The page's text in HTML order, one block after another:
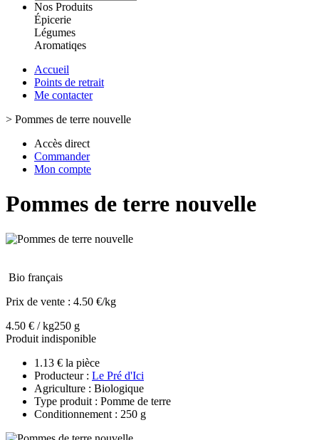
Nos Produits
Épicerie
Légumes
Aromatiqes
Accueil
Points de retrait
Me contacter
> Pommes de terre nouvelle
Accès direct
Commander
Mon compte
Pommes de terre nouvelle
Bio français
Prix de vente : 4.50 €/kg
4.50 € / kg250 g
Produit indisponible
1.13 € la pièce
Producteur : Le Pré d'Ici
Agriculture : Biologique
Type produit : Pomme de terre
Conditionnement : 250 g